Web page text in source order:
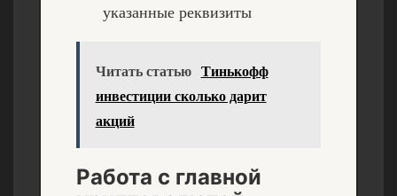
указанные реквизиты
Читать статью Тинькофф
инвестиции сколько дарит
акций
Работа с главной